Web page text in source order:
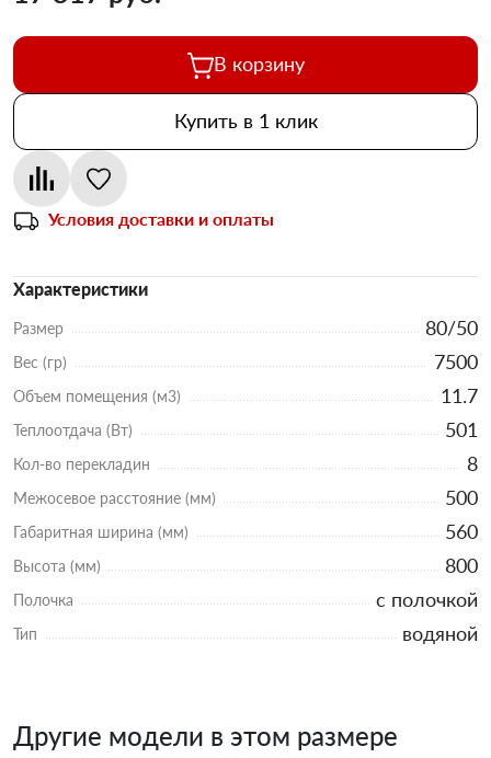
В корзину
Купить в 1 клик
Условия доставки и оплаты
Характеристики
Размер 80/50
Вес (гр) 7500
Объем помещения (м3) 11.7
Теплоотдача (Вт) 501
Кол-во перекладин 8
Межосевое расстояние (мм) 500
Габаритная ширина (мм) 560
Высота (мм) 800
Полочка с полочкой
Тип водяной
Другие модели в этом размере